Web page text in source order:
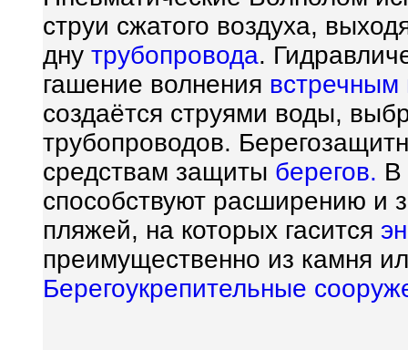
струи сжатого воздуха,
дну трубопровода.
гашение волнения встречным
создаётся струями воды,
трубопроводов.
средствам защиты берегов. В
способствуют расширению и
пляжей, на которых гасится
преимущественно из камня
Берегоукрепительные